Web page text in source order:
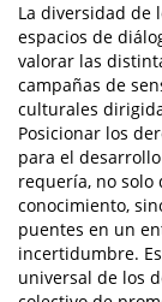
La diversidad de
espacios de
valorar las
campañas de
culturales
Posicionar los
para el
requería, no solo
conocimiento,
puentes en un
incertidumbre.
universal de los